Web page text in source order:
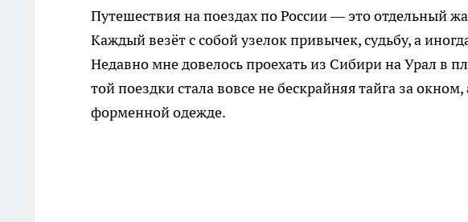
Путешествия на поездах по России — это отдельный
Каждый везёт с собой узелок привычек, судьбу, а
Недавно мне довелось проехать из Сибири на Урал в
той поездки стала вовсе не бескрайняя тайга за
форменной одежде.